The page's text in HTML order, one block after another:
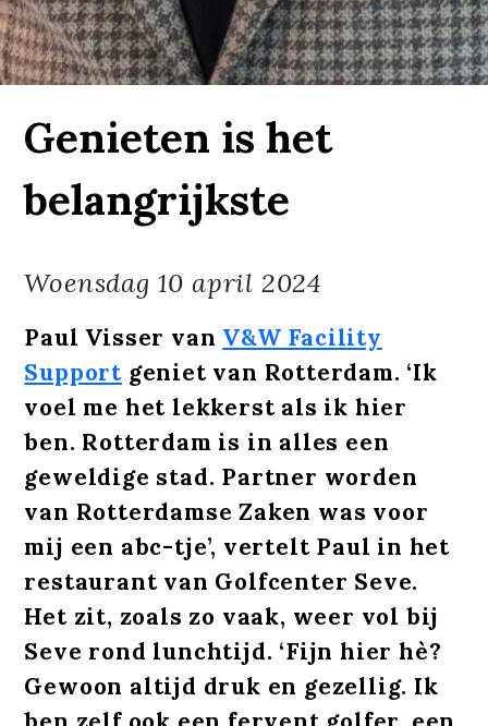
Genieten is het
belangrijkste
Woensdag 10 april 2024
Paul Visser van V&W Facility
Support geniet van Rotterdam. ‘Ik
voel me het lekkerst als ik hier
ben. Rotterdam is in alles een
geweldige stad. Partner worden
van Rotterdamse Zaken was voor
mij een abc-tje’, vertelt Paul in het
restaurant van Golfcenter Seve.
Het zit, zoals zo vaak, weer vol bij
Seve rond lunchtijd. ‘Fijn hier hè?
Gewoon altijd druk en gezellig. Ik